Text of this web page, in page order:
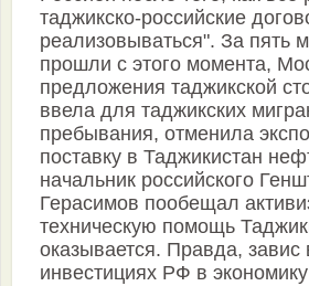
таджикско-российские
реализовываться". За пять
прошли с этого момента,
предложения таджикской
ввела для таджикских
пребывания, отменила
поставку в Таджикистан
начальник российского
Герасимов пообещал
техническую помощь
оказывается. Правда, завис
инвестициях РФ в